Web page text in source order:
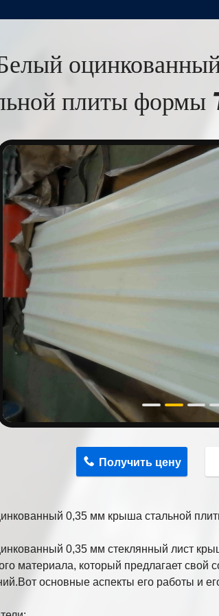
плиты
Получить цену
0,35 мм крыша стальной
0,35 мм стеклянный лист
материала, который предлагает свой
основные аспекты его работы и